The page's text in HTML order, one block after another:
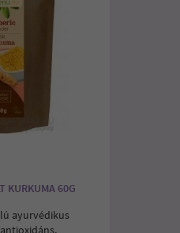
KURKUMA 60G
ayurvédikus